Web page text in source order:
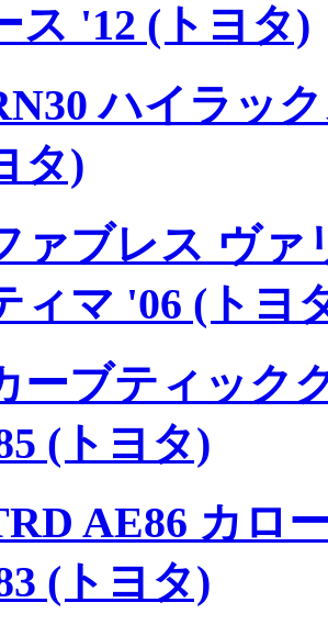
ス '12 (トヨタ)
ハイラッ
タ)
ァブレス ヴァ
ィマ '06 (トヨ
ーブティック
(トヨタ)
AE86 カロ
(トヨタ)